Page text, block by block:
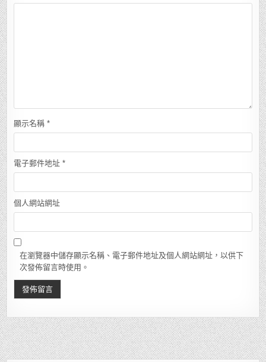
顯示名稱*
電子郵件地址*
個人網站網址
在瀏覽器中儲存顯示名稱、電子郵件地址及個人網站網址，以供下
次發佈留言時使用。